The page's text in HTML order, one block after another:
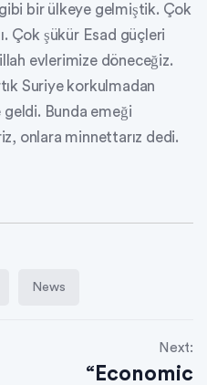
bir ülkeye gelmiştik. Çok
Çok şükür Esad güçleri
evlerimize döneceğiz.
Suriye korkulmadan
Bunda emeği
onlara minnettarız dedi.
News
Next:
“Economic